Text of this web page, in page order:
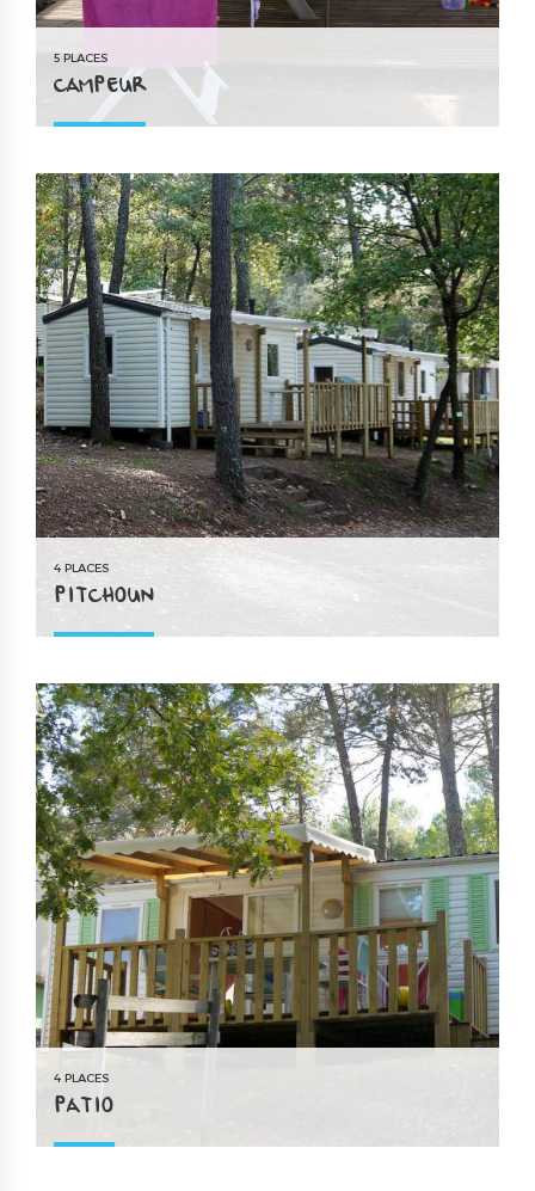
5 PLACES
CAMPEUR
4 PLACES
PITCHOUN
4 PLACES
PATIO